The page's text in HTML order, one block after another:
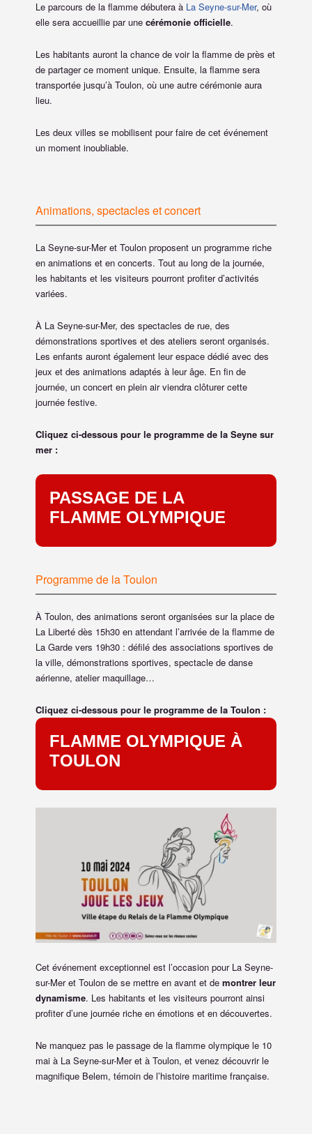
Le parcours de la flamme débutera à La Seyne-sur-Mer, où
elle sera accueillie par une cérémonie officielle.
Les habitants auront la chance de voir la flamme de près et
de partager ce moment unique. Ensuite, la flamme sera
transportée jusqu’à Toulon, où une autre cérémonie aura
lieu.
Les deux villes se mobilisent pour faire de cet événement
un moment inoubliable.
Animations, spectacles et concert
La Seyne-sur-Mer et Toulon proposent un programme riche
en animations et en concerts. Tout au long de la journée,
les habitants et les visiteurs pourront profiter d’activités
variées.
À La Seyne-sur-Mer, des spectacles de rue, des
démonstrations sportives et des ateliers seront organisés.
Les enfants auront également leur espace dédié avec des
jeux et des animations adaptés à leur âge. En fin de
journée, un concert en plein air viendra clôturer cette
journée festive.
Cliquez ci-dessous pour le programme de la Seyne sur
mer :
PASSAGE DE LA
FLAMME OLYMPIQUE
Programme de la Toulon
À Toulon, des animations seront organisées sur la place de
La Liberté dès 15h30 en attendant l’arrivée de la flamme de
La Garde vers 19h30 : défilé des associations sportives de
la ville, démonstrations sportives, spectacle de danse
aérienne, atelier maquillage…
Cliquez ci-dessous pour le programme de la Toulon :
FLAMME OLYMPIQUE À
TOULON
Cet événement exceptionnel est l’occasion pour La Seyne-
sur-Mer et Toulon de se mettre en avant et de montrer leur
dynamisme. Les habitants et les visiteurs pourront ainsi
profiter d’une journée riche en émotions et en découvertes.
Ne manquez pas le passage de la flamme olympique le 10
mai à La Seyne-sur-Mer et à Toulon, et venez découvrir le
magnifique Belem, témoin de l’histoire maritime française.